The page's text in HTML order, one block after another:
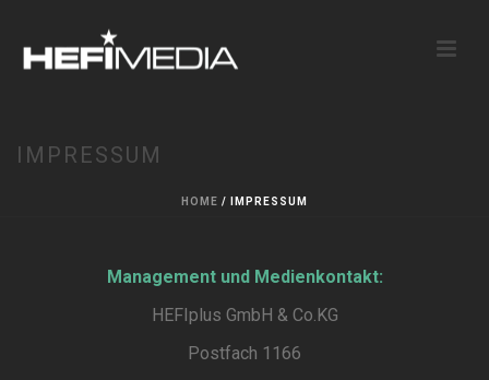
IMPRESSUM
HOME / IMPRESSUM
Management und Medienkontakt:
HEFIplus GmbH & Co.KG
Postfach 1166